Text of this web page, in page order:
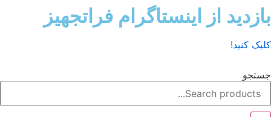
از اینستاگرام فراتجهیز
کنید!